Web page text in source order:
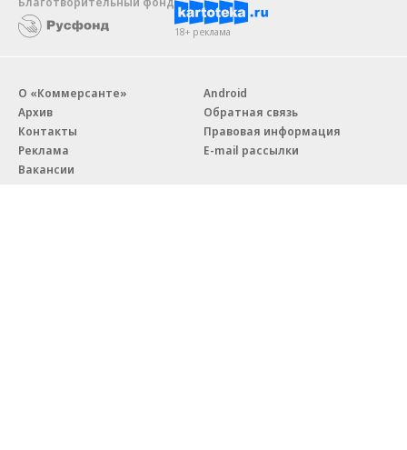
18+ реклама
О «Коммерсанте»
Архив
Контакты
Реклама
Вакансии
Android
Обратная связь
Правовая информация
E-mail рассылки